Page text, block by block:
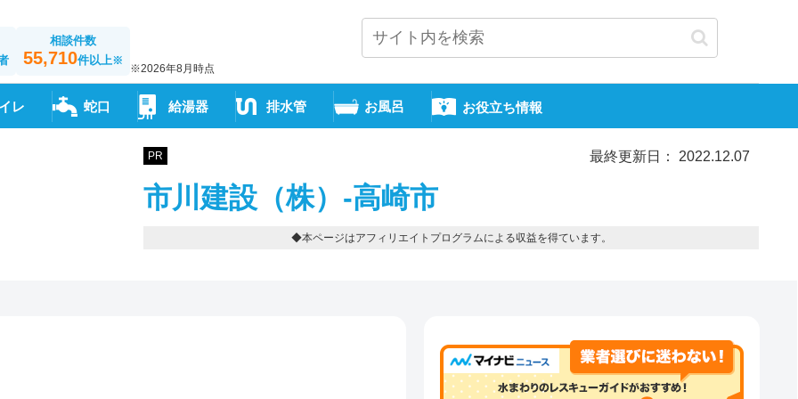
相談件数
55,710件以上※
※2026年8月時点
レ 蛇口 給湯器 排水管 お風呂 お役立ち情報
PR 最終更新日： 2022.12.07
市川建設（株）-高崎市
◆本ページはアフィリエイトプログラムによる収益を得ています。